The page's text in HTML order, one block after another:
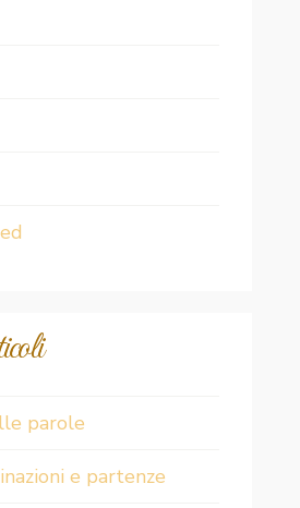
parole
e partenze